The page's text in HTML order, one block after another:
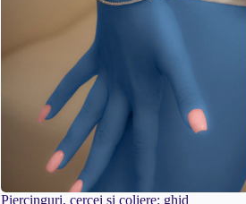
Piercinguri, cercei și coliere: ghid